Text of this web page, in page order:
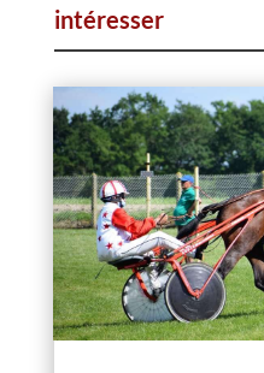
intéresser